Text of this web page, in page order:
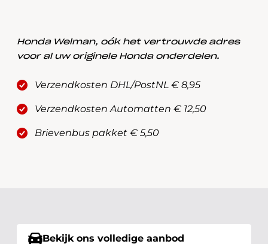
Honda Welman, oók het vertrouwde adres
voor al uw originele Honda onderdelen.
Verzendkosten DHL/PostNL € 8,95
Verzendkosten Automatten € 12,50
Brievenbus pakket € 5,50
Bekijk ons volledige aanbod